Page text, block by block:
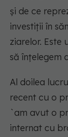
și de ce
investiții în
ziarelor. Este
să înțelegem
Al doilea
recent cu o
`am avut o
internat cu